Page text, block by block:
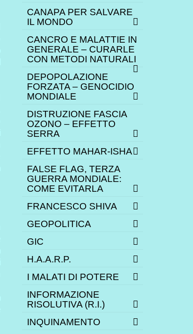
CANAPA PER SALVARE
IL MONDO
CANCRO E MALATTIE IN
GENERALE – CURARLE
CON METODI NATURALI
DEPOPOLAZIONE
FORZATA – GENOCIDIO
MONDIALE
DISTRUZIONE FASCIA
OZONO – EFFETTO
SERRA
EFFETTO MAHAR-ISHA
FALSE FLAG, TERZA
GUERRA MONDIALE:
COME EVITARLA
FRANCESCO SHIVA
GEOPOLITICA
GIC
H.A.A.R.P.
I MALATI DI POTERE
INFORMAZIONE
RISOLUTIVA (R.I.)
INQUINAMENTO